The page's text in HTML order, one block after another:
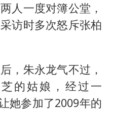
人一度对簿公堂，
访时多次怒斥张柏
，朱永龙气不过，
的姑娘，经过一
她参加了2009年的